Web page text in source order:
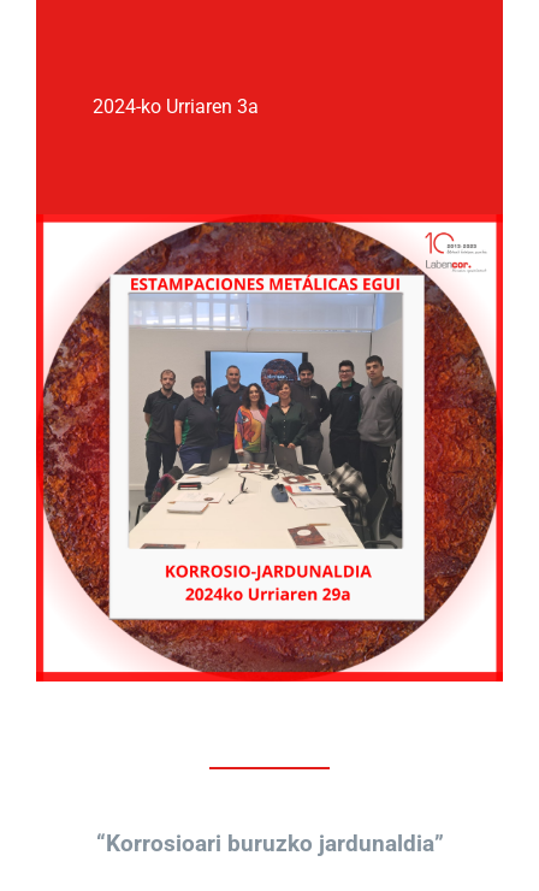
2024-ko Urriaren 3a
“Korrosioari buruzko jardunaldia”